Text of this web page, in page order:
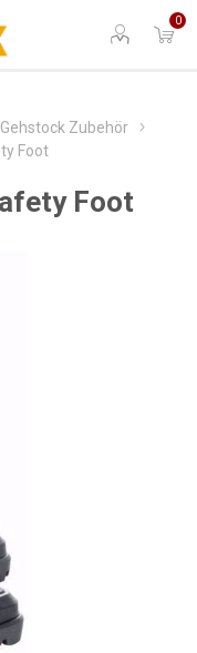
0
Gehstock Zubehör
Foot
Foot